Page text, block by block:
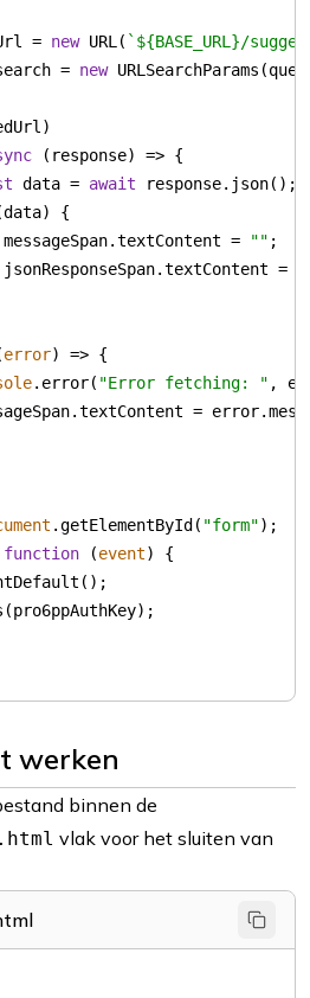
= new URL( ` ${BASE_URL}/
=
new
data = await
=
""
=
error) =>
.error( "Error fetching: "
.getElementById( "form"
function (event)
werken
binnen de
vlak voor het sluiten van